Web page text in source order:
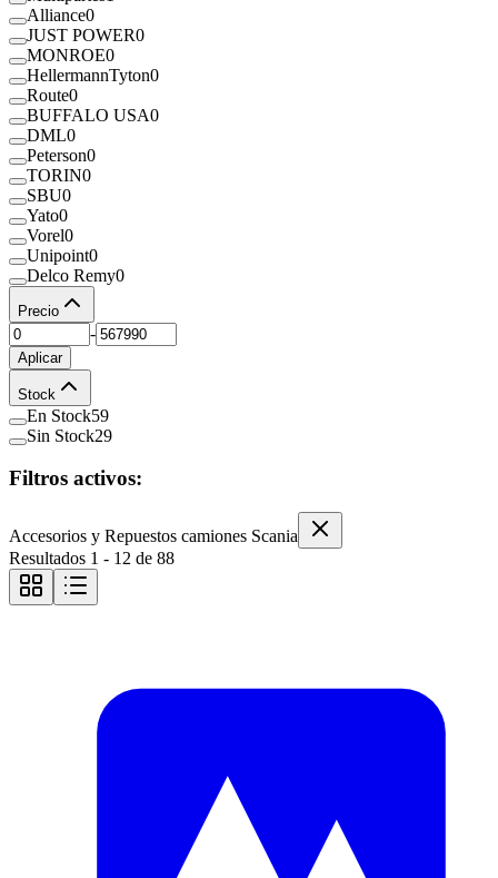
Alliance0
JUST POWER0
MONROE0
HellermannTyton0
Route0
BUFFALO USA0
DML0
Peterson0
TORIN0
SBU0
Yato0
Vorel0
Unipoint0
Delco Remy0
Precio
-
Aplicar
Stock
En Stock59
Sin Stock29
Filtros activos:
Accesorios y Repuestos camiones Scania
Resultados 1 - 12 de 88